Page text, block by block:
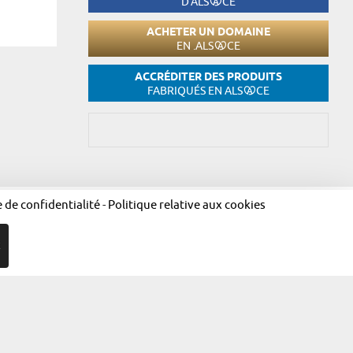
ACHETER UN DOMAINE
EN .ALS CE
ACCRÉDITER DES PRODUITS
FABRIQUÉS EN ALS CE
Politique de confidentialité Politique relative aux cookies
de confidentialité- Politique relative aux cookies